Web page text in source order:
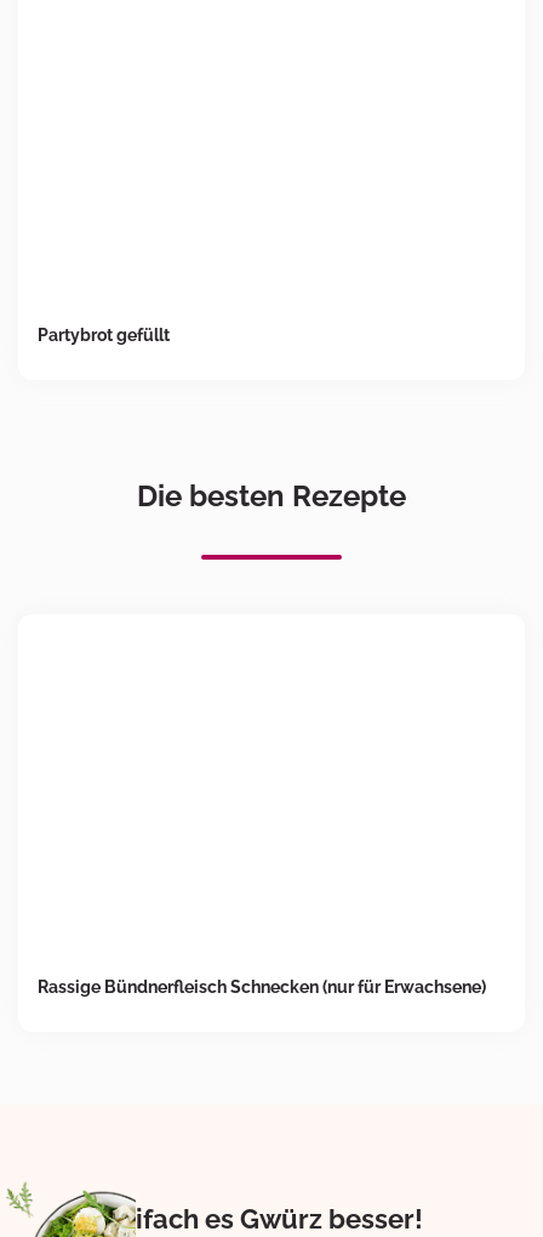
Partybrot gefüllt
Die besten Rezepte
Rassige Bündnerfleisch Schnecken (nur für Erwachsene)
Eifach es Gwürz besser!